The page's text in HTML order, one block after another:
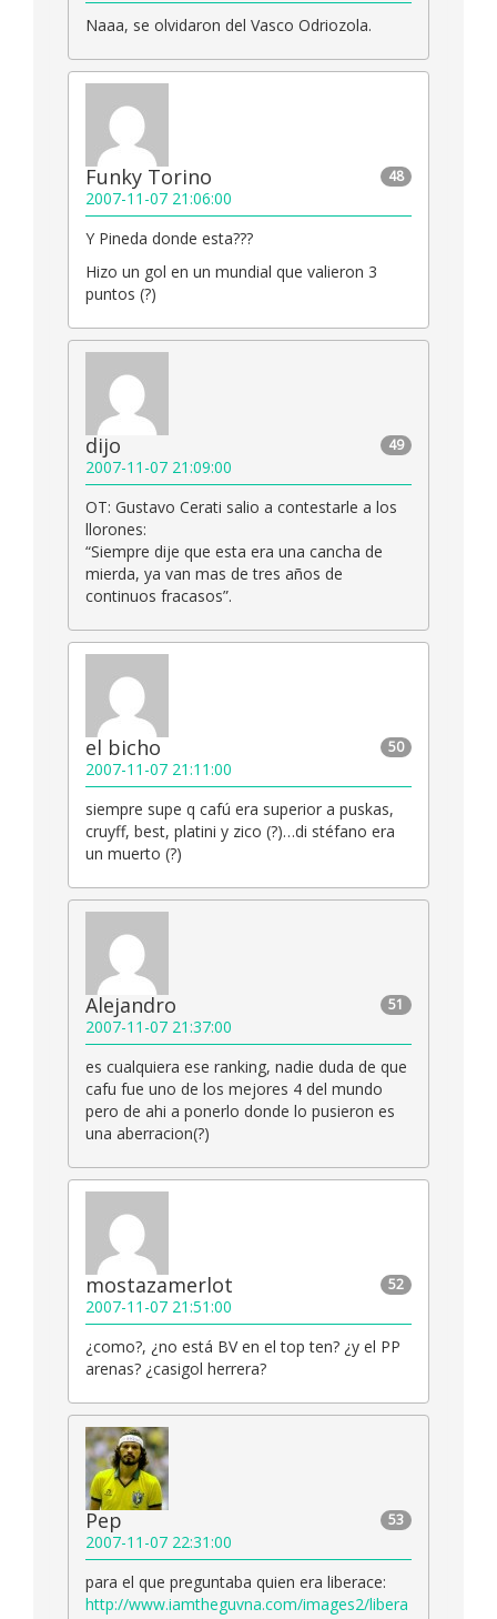
Naaa, se olvidaron del Vasco Odriozola.
48
Funky Torino
2007-11-07 21:06:00
Y Pineda donde esta???
Hizo un gol en un mundial que valieron 3
puntos (?)
49
dijo
2007-11-07 21:09:00
OT: Gustavo Cerati salio a contestarle a los
llorones:
“Siempre dije que esta era una cancha de
mierda, ya van mas de tres años de
continuos fracasos”.
50
el bicho
2007-11-07 21:11:00
siempre supe q cafú era superior a puskas,
cruyff, best, platini y zico (?)…di stéfano era
un muerto (?)
51
Alejandro
2007-11-07 21:37:00
es cualquiera ese ranking, nadie duda de que
cafu fue uno de los mejores 4 del mundo
pero de ahi a ponerlo donde lo pusieron es
una aberracion(?)
52
mostazamerlot
2007-11-07 21:51:00
¿como?, ¿no está BV en el top ten? ¿y el PP
arenas? ¿casigol herrera?
53
Pep
2007-11-07 22:31:00
para el que preguntaba quien era liberace:
http://www.iamtheguvna.com/images2/libera